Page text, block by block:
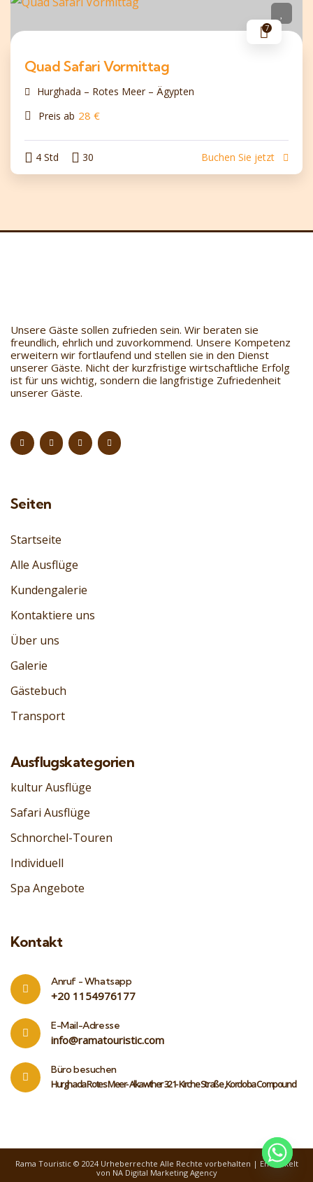
7
Quad Safari Vormittag
Hurghada – Rotes Meer – Ägypten
Preis ab 28 €
4 Std 30 Buchen Sie jetzt
Unsere Gäste sollen zufrieden sein. Wir beraten sie
freundlich, ehrlich und zuvorkommend. Unsere Kompetenz
erweitern wir fortlaufend und stellen sie in den Dienst
unserer Gäste. Nicht der kurzfristige wirtschaftliche Erfolg
ist für uns wichtig, sondern die langfristige Zufriedenheit
unserer Gäste.
Seiten
Startseite
Alle Ausflüge
Kundengalerie
Kontaktiere uns
Über uns
Galerie
Gästebuch
Transport
Ausflugskategorien
kultur Ausflüge
Safari Ausflüge
Schnorchel-Touren
Individuell
Spa Angebote
Kontakt
Anruf - Whatsapp
‎+20 1154976177
E-Mail-Adresse
info@ramatouristic.com
Büro besuchen
Hurghada Rotes Meer- Alkawther 321- Kirche Straße ,Kordoba Compound
Rama Touristic© 2024 Urheberrechte Alle Rechte vorbehalten | Entwickelt
von NA Digital Marketing Agency